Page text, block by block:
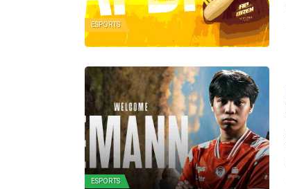
ESPORTS
ESPORTS